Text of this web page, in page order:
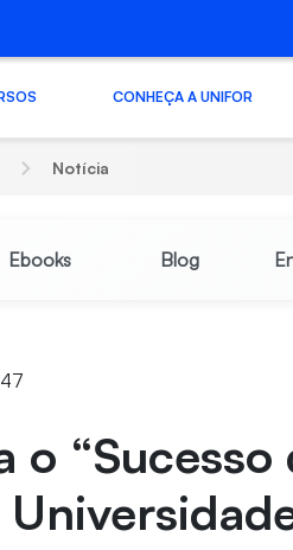
CONHEÇA A UNIFOR
Notícia
Ebooks Blog
o